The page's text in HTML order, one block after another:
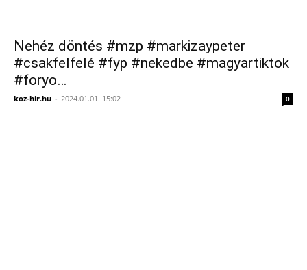
Nehéz döntés #mzp #markizaypeter
#csakfelfelé #fyp #nekedbe #magyartiktok
#foryo…
koz-hir.hu - 2024.01.01. 15:02 0